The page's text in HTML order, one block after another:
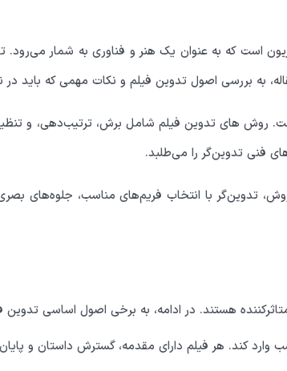
است که به عنوان یک هنر و فناوری به شمار
به بررسی اصول تدوین فیلم و نکات مهمی که باید
روش های تدوین فیلم شامل برش، ترتیب‌دهی، و
فنی تدوین‌گر را می‌طلبد.
با انتخاب فریم‌های مناسب، جلوه‌های بصری
هستند. در ادامه، به برخی اصول اساسی تدوین
وارد کند. هر فیلم دارای مقدمه، گسترش داستان و